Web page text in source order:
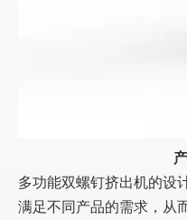
多功能双螺钉挤出机的设
满足不同产品的需求，从